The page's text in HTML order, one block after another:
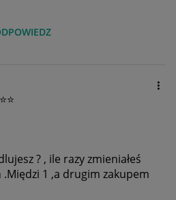
? , ile razy zmieniałeś
1 ,a drugim zakupem